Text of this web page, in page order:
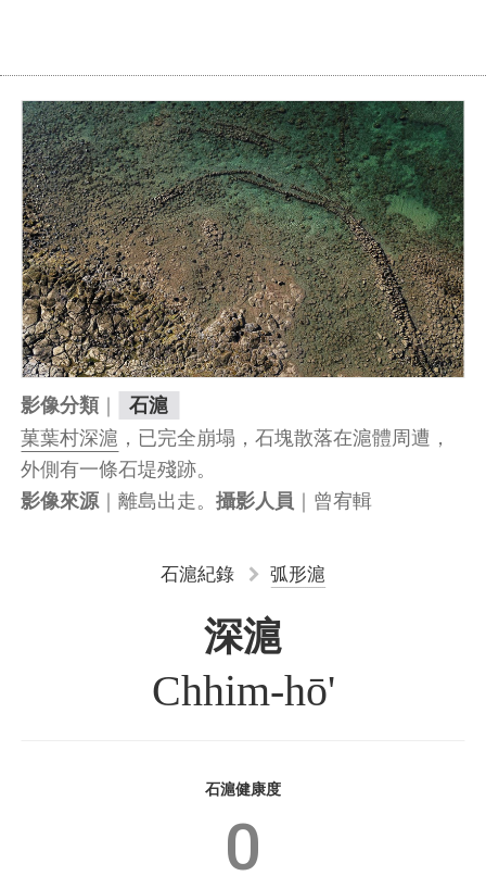
影像分類｜ 石滬
菓葉村深滬 ，已完全崩塌，石塊散落在滬體周遭，
外側有一條石堤殘跡。
影像來源 ｜離島出走。攝影人員 ｜曾宥輯
石滬紀錄 弧形滬
深滬
Chhim-hō'
石滬健康度
0